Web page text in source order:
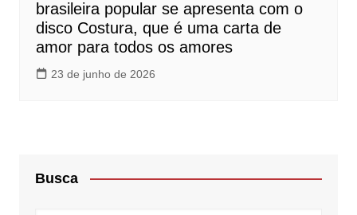
brasileira popular se apresenta com o
disco Costura, que é uma carta de
amor para todos os amores
23 de junho de 2026
Busca